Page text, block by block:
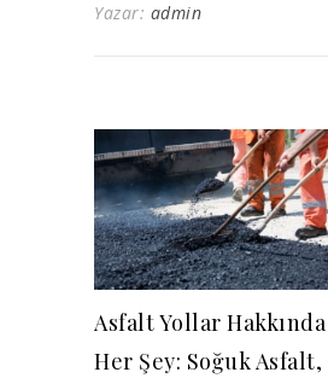
Yazar: admin
Asfalt Yollar Hakkında
Her Şey: Soğuk Asfalt,